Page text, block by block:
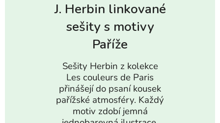
J. Herbin linkované
sešity s motivy
Paříže
Sešity Herbin z kolekce
Les couleurs de Paris
přinášejí do psaní kousek
pařížské atmosféry. Každý
motiv zdobí jemná